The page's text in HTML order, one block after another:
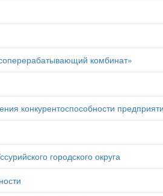
комбинат»
конкурентоспособности
городского округа